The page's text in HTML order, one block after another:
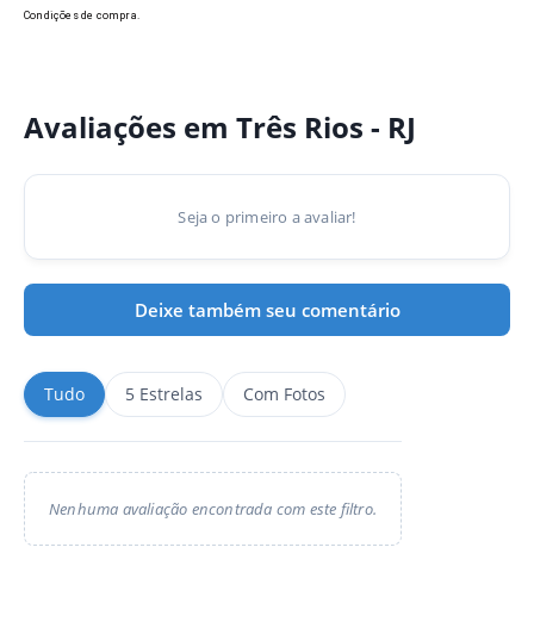
Condições de compra.
Avaliações em Três Rios - RJ
Seja o primeiro a avaliar!
Deixe também seu comentário
Tudo 5 Estrelas Com Fotos
Nenhuma avaliação encontrada com este filtro.